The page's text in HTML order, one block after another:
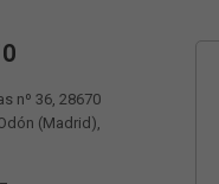
nº 36, 28670
(Madrid),